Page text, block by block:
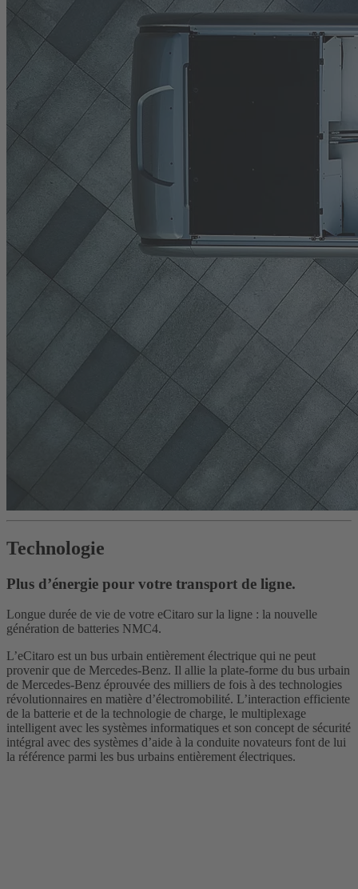
Technologie
Plus d’énergie pour votre transport de ligne.
Longue durée de vie de votre eCitaro sur la ligne : la nouvelle
génération de batteries NMC4.
L’eCitaro est un bus urbain entièrement électrique qui ne peut
provenir que de Mercedes-Benz. Il allie la plate-forme du bus urbain
de Mercedes-Benz éprouvée des milliers de fois à des technologies
révolutionnaires en matière d’électromobilité. L’interaction efficiente
de la batterie et de la technologie de charge, le multiplexage
intelligent avec les systèmes informatiques et son concept de sécurité
intégral avec des systèmes d’aide à la conduite novateurs font de lui
la référence parmi les bus urbains entièrement électriques.